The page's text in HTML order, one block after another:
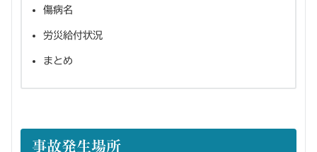
傷病名
労災給付状況
まとめ
事故発生場所